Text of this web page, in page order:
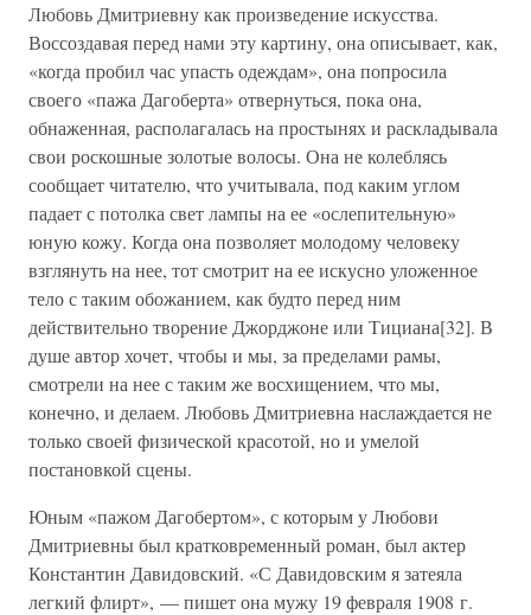
Любовь Дмитриевну как произведение искусства.
Воссоздавая перед нами эту картину, она описывает, как,
«когда пробил час упасть одеждам», она попросила
своего «пажа Дагоберта» отвернуться, пока она,
обнаженная, располагалась на простынях и раскладывала
свои роскошные золотые волосы. Она не колеблясь
сообщает читателю, что учитывала, под каким углом
падает с потолка свет лампы на ее «ослепительную»
юную кожу. Когда она позволяет молодому человеку
взглянуть на нее, тот смотрит на ее искусно уложенное
тело с таким обожанием, как будто перед ним
действительно творение Джорджоне или Тициана[32]. В
душе автор хочет, чтобы и мы, за пределами рамы,
смотрели на нее с таким же восхищением, что мы,
конечно, и делаем. Любовь Дмитриевна наслаждается не
только своей физической красотой, но и умелой
постановкой сцены.
Юным «пажом Дагобертом», с которым у Любови
Дмитриевны был кратковременный роман, был актер
Константин Давидовский. «С Давидовским я затеяла
легкий флирт», — пишет она мужу 19 февраля 1908 г.